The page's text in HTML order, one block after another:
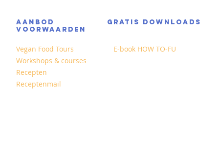
AANBOD
GRATIS DOWNLOADS
VOORWAARDEN
Vegan Food Tours
Workshops & courses
Recepten
Receptenmail
E-book HOW TO-FU